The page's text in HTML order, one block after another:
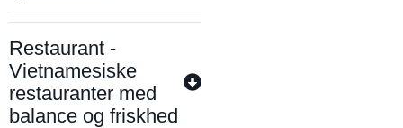
Restaurant -
Vietnamesiske
restauranter med
balance og friskhed